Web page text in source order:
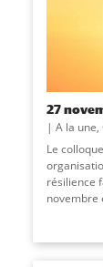
27
A la une,
Le
résilience
novembre